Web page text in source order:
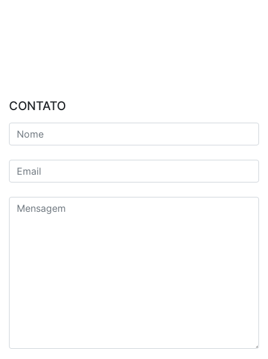
CONTATO